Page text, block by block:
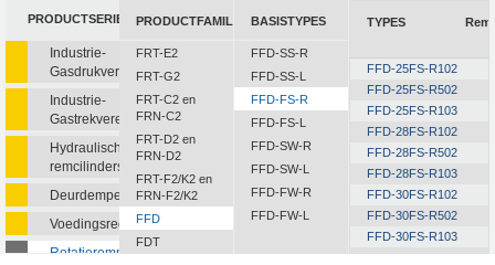
PRODUCTSERIE
Industrie-
Gasdrukveren
Industrie-
Gastrekveren
Hydraulische
remcilinders
Deurdempers
Voedingsregelaars
Rotatieremmen
PRODUCTFAMILIE
FRT-E2
FRT-G2
FRT-C2 en
FRN-C2
FRT-D2 en
FRN-D2
FRT-F2/K2 en
FRN-F2/K2
FFD
FDT
BASISTYPES
FFD-SS-R
FFD-SS-L
FFD-FS-R
FFD-FS-L
FFD-SW-R
FFD-SW-L
FFD-FW-R
FFD-FW-L
TYPES
FFD-25FS-R102
FFD-25FS-R502
FFD-25FS-R103
FFD-28FS-R102
FFD-28FS-R502
FFD-28FS-R103
FFD-30FS-R102
FFD-30FS-R502
FFD-30FS-R103
FFD-30FS-R153